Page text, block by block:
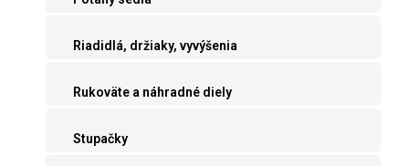
Riadidlá, držiaky, vyvýšenia
Rukoväte a náhradné diely
Stupačky